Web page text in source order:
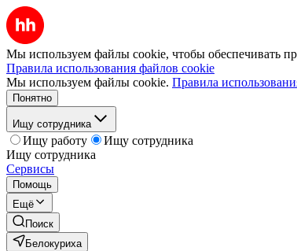
Мы используем файлы cookie, чтобы обеспечивать
Правила использования файлов cookie
Мы используем файлы cookie. Правила
Понятно
Ищу сотрудника
Ищу работу
Ищу сотрудника
Ищу сотрудника
Сервисы
Помощь
Ещё
Поиск
Белокуриха